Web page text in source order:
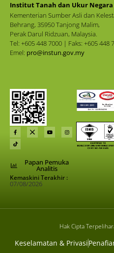
Institut Tanah dan Ukur Negara
Kementerian Sumber Asli dan
Behrang, 35950 Tanjong Malim,
Perak Darul Ridzuan, Malaysia.
Tel: +605 448 7000 | Faks: +605 448
Emel: pro@instun.gov.my
Papan Pemuka
Analitis
Kemaskini Terakhir :
07/08/2026
Hak Cipta
Keselamatan & Privasi